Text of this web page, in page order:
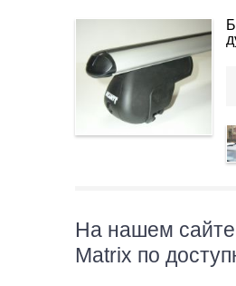
На нашем сайте
Matrix по